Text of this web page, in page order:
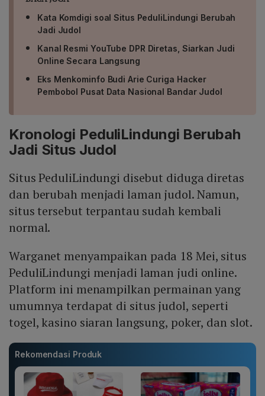
Kata Komdigi soal Situs PeduliLindungi Berubah
Jadi Judol
Kanal Resmi YouTube DPR Diretas, Siarkan Judi
Online Secara Langsung
Eks Menkominfo Budi Arie Curiga Hacker
Pembobol Pusat Data Nasional Bandar Judol
Kronologi PeduliLindungi Berubah
Jadi Situs Judol
Situs PeduliLindungi disebut diduga diretas
dan berubah menjadi laman judol. Namun,
situs tersebut terpantau sudah kembali
normal.
Warganet menyampaikan pada 18 Mei, situs
PeduliLindungi menjadi laman judi online.
Platform ini menampilkan permainan yang
umumnya terdapat di situs judol, seperti
togel, kasino siaran langsung, poker, dan slot.
Rekomendasi Produk